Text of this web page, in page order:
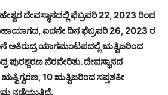
ದೇವಸ್ಥಾನದಲ್ಲಿ ಫೆಬ್ರವರಿ 22, 2023 ರಿಂದ
ಐದನೇ ದಿನ ಫೆಬ್ರವರಿ 26, 2023 ರ
ಅತಿರುದ್ರ ಯಾಗಮಂಟಪದಲ್ಲಿ ಋತ್ವಿಜರಿಂದ
ಪುರಶ್ಚರಣ ನೆರವೇರಿತು. ದೇವಸ್ಥಾನದ
10 ಋತ್ವಿಜರಿಂದ ಸಪ್ತಶತೀ
ನಡೆಯುತ್ತಿದೆ.